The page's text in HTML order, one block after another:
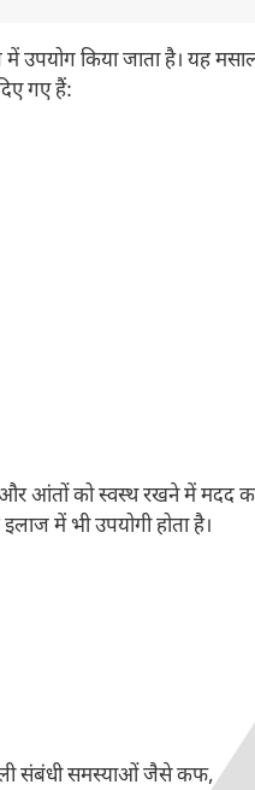
किया जाता है। यह
गए हैं:
और आंतों को स्वस्थ रखने में मदद
में भी उपयोगी होता है।
संबंधी समस्याओं जैसे कफ,